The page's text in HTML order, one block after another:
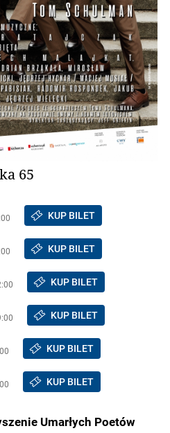
65
KUP BILET
KUP BILET
KUP BILET
KUP BILET
KUP BILET
KUP BILET
Umarłych Poetów